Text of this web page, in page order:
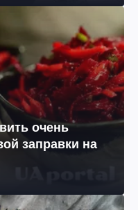
очень
заправки на